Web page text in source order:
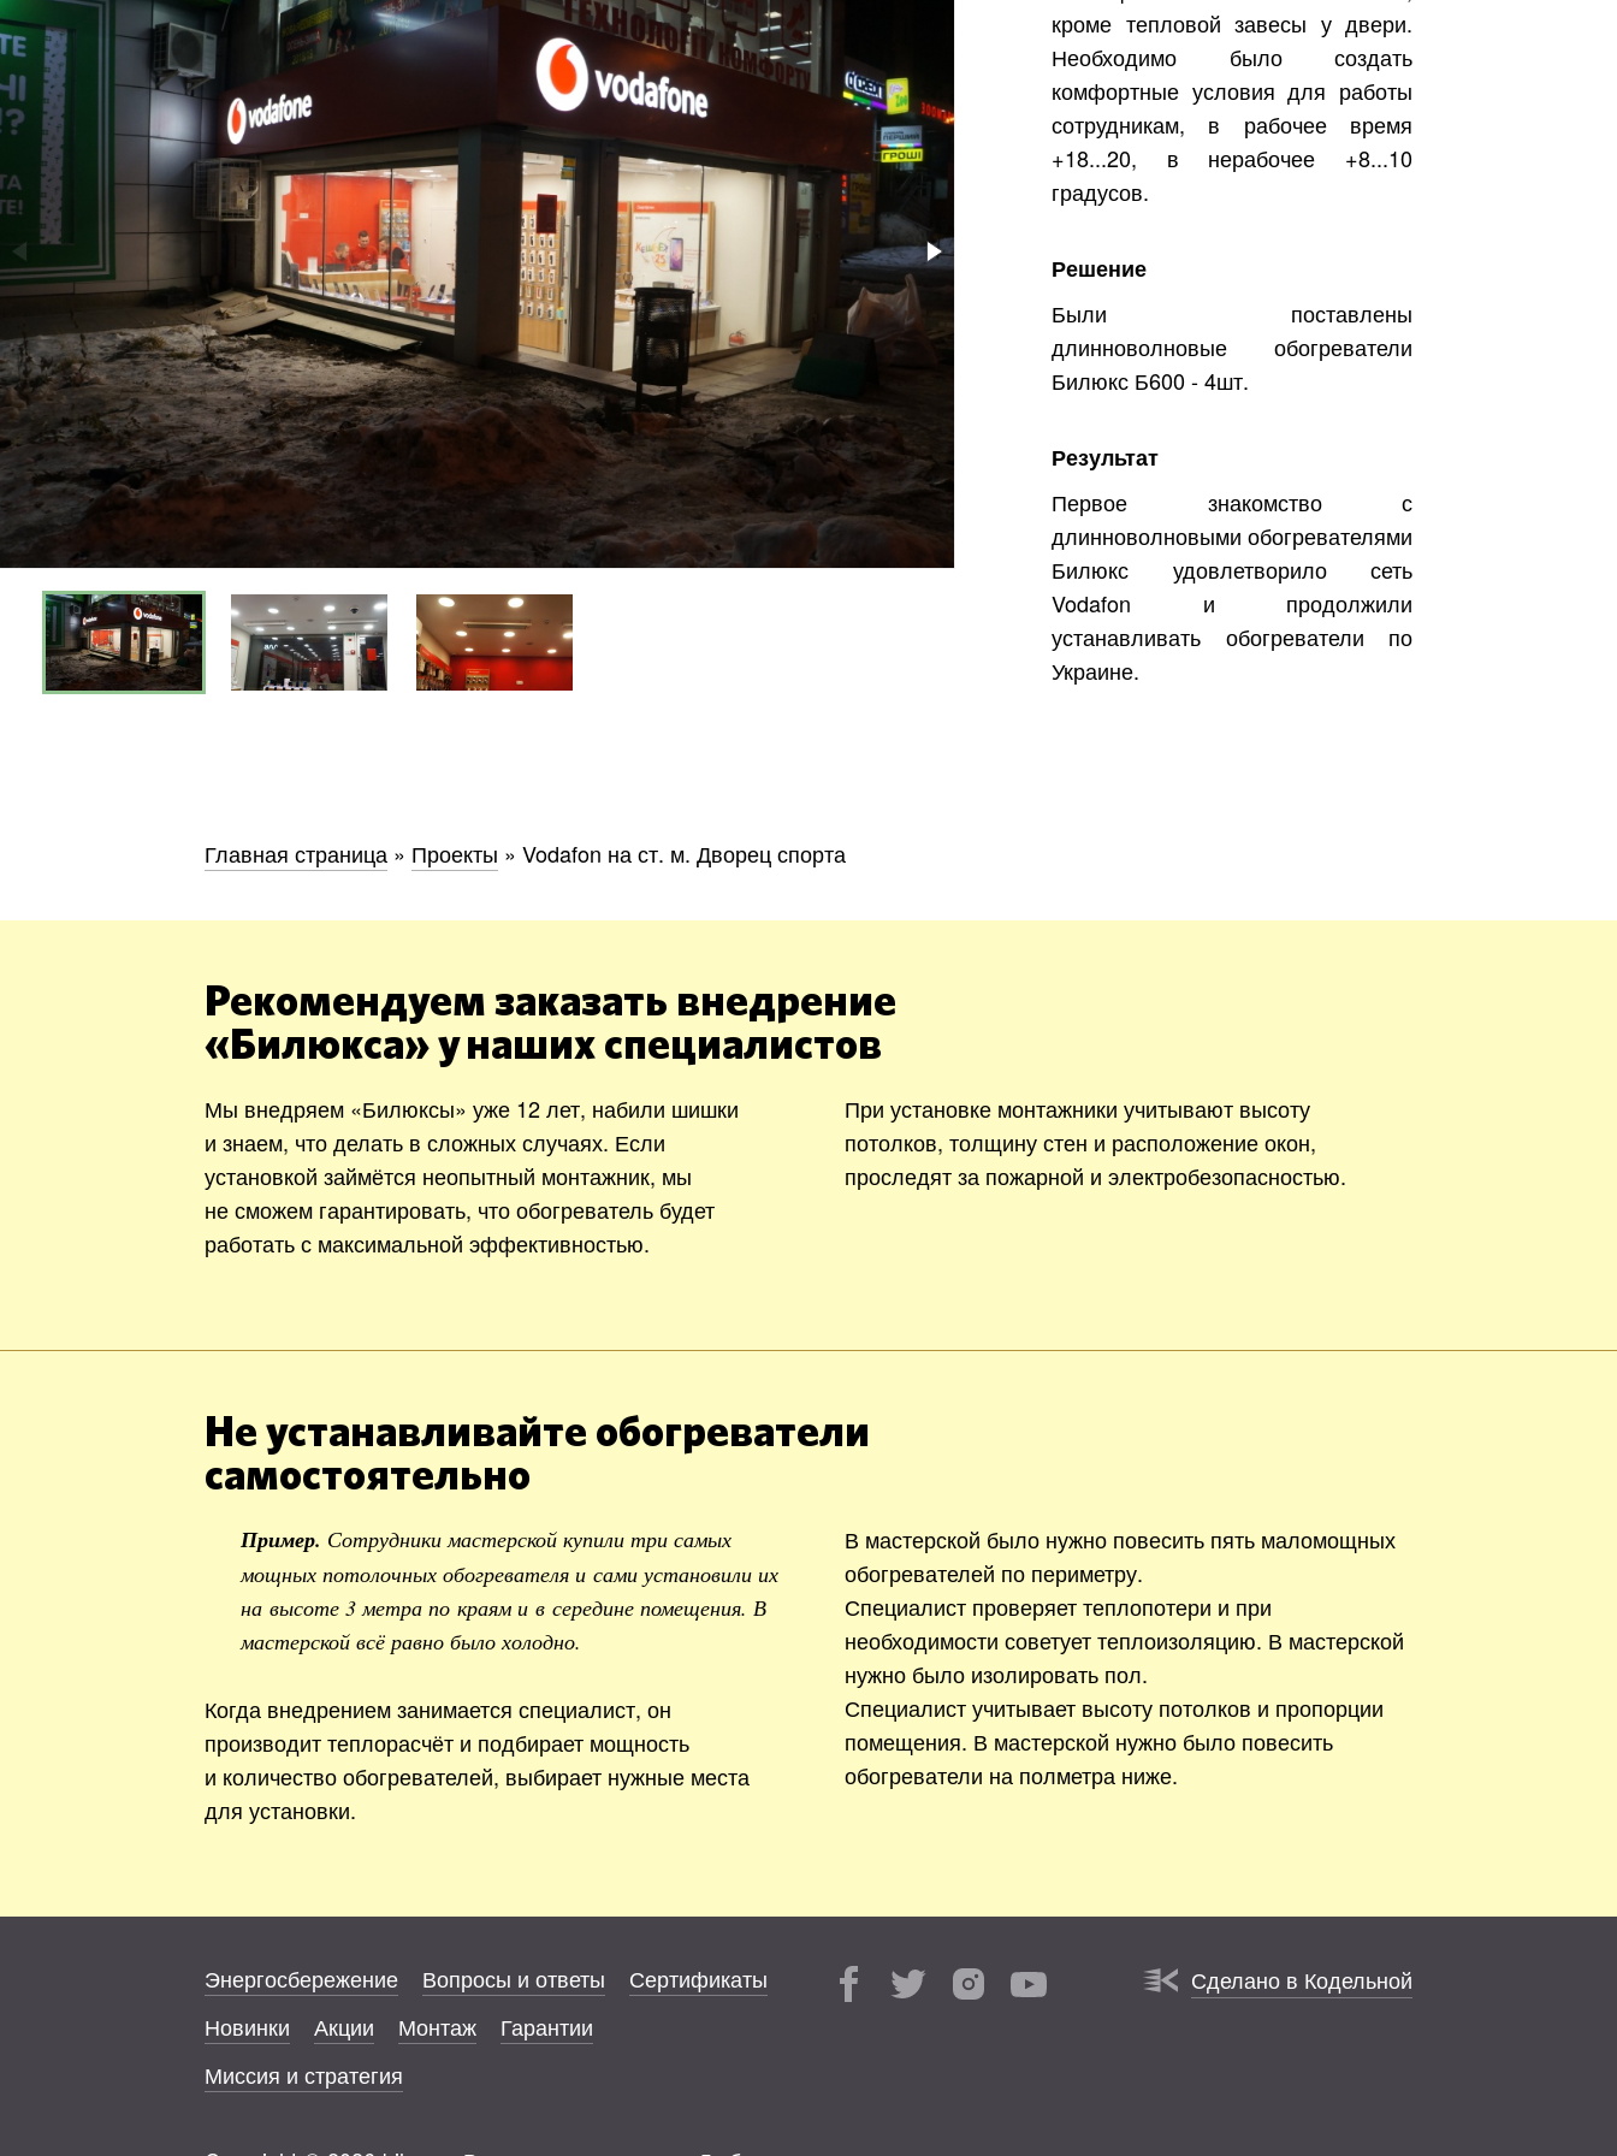
кроме тепловой завесы у двери.
Необходимо было создать
комфортные условия для работы
сотрудникам, в рабочее время
+18...20, в нерабочее +8...10
градусов.
Решение
Были поставлены
длинноволновые обогреватели
Билюкс Б600 - 4шт.
Результат
Первое знакомство с
длинноволновыми обогревателями
Билюкс удовлетворило сеть
Vodafon и продолжили
устанавливать обогреватели по
Украине.
Главная страница » Проекты » Vodafon на ст. м. Дворец спорта
Рекомендуем заказать внедрение
«Билюкса» у наших специалистов
Мы внедряем «Билюксы» уже 12 лет, набили шишки
и знаем, что делать в сложных случаях. Если
установкой займётся неопытный монтажник, мы
не сможем гарантировать, что обогреватель будет
работать с максимальной эффективностью.
При установке монтажники учитывают высоту
потолков, толщину стен и расположение окон,
проследят за пожарной и электробезопасностью.
Не устанавливайте обогреватели
самостоятельно
Пример. Сотрудники мастерской купили три самых
мощных потолочных обогревателя и сами установили их
на высоте 3 метра по краям и в середине помещения. В
мастерской всё равно было холодно.
Когда внедрением занимается специалист, он
производит теплорасчёт и подбирает мощность
и количество обогревателей, выбирает нужные места
для установки.
В мастерской было нужно повесить пять маломощных
обогревателей по периметру.
Специалист проверяет теплопотери и при
необходимости советует теплоизоляцию. В мастерской
нужно было изолировать пол.
Специалист учитывает высоту потолков и пропорции
помещения. В мастерской нужно было повесить
обогреватели на полметра ниже.
Энергосбережение Вопросы и ответы
Сертификаты
Новинки
Акции Монтаж
Гарантии
Миссия и стратегия
Сделано в Кодельной
Бесплатно.
Область